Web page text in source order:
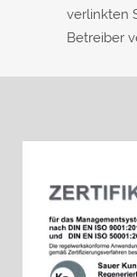
verlinkten
Betreiber